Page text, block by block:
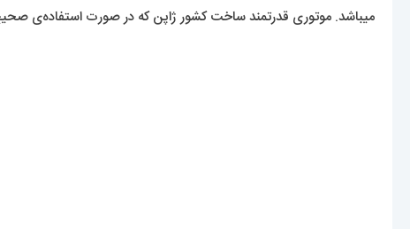
میباشد. موتوری قدرتمند ساخت کشور ژاپن که در صورت استفاده‌ی